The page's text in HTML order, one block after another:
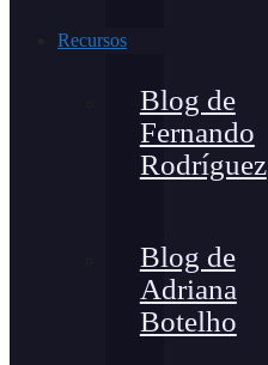
Recursos
Blog de
Fernando
Rodríguez
Blog de
Adriana
Botelho